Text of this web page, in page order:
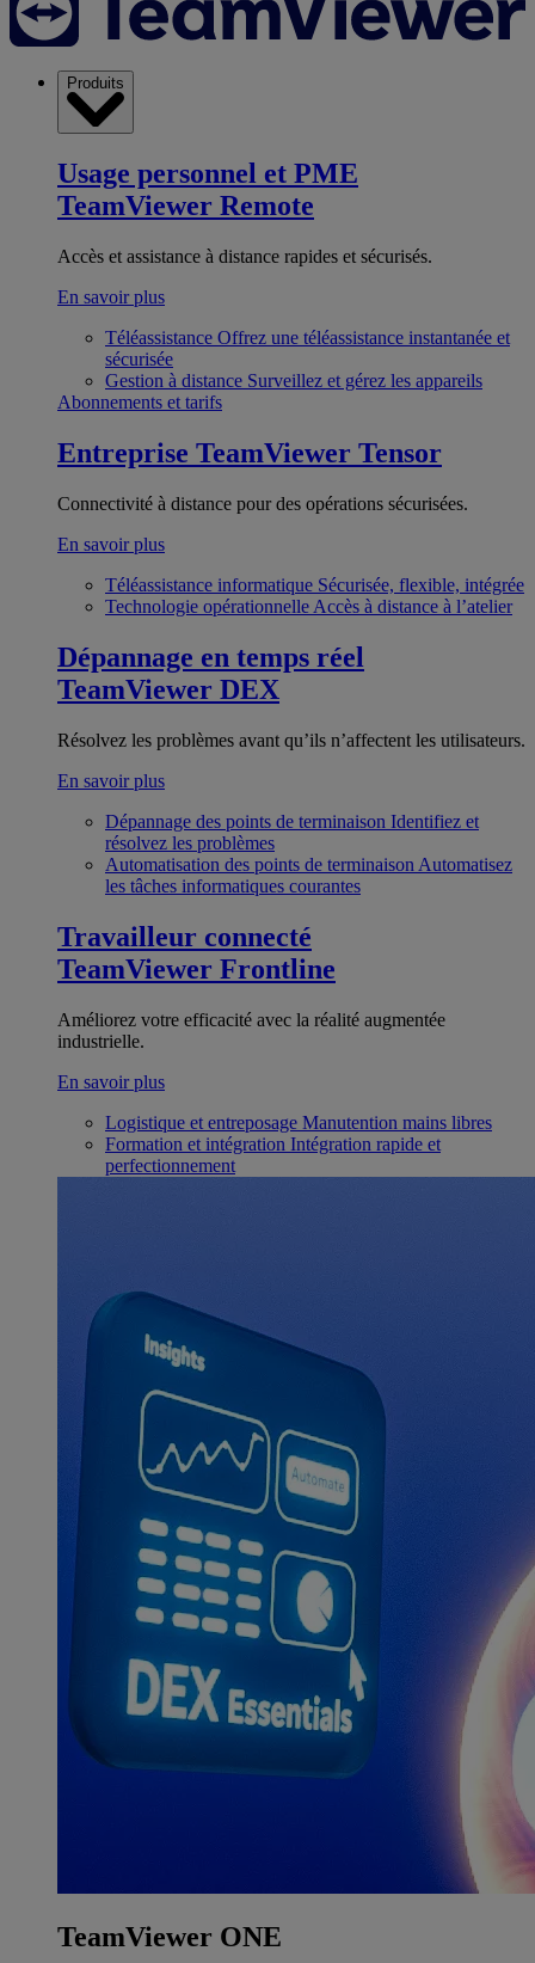
Produits
Usage personnel et PME
TeamViewer Remote
Accès et assistance à distance rapides et sécurisés.
En savoir plus
Téléassistance Offrez une téléassistance instantanée et
sécurisée
Gestion à distance Surveillez et gérez les appareils
Abonnements et tarifs
Entreprise TeamViewer Tensor
Connectivité à distance pour des opérations sécurisées.
En savoir plus
Téléassistance informatique Sécurisée, flexible, intégrée
Technologie opérationnelle Accès à distance à l’atelier
Dépannage en temps réel
TeamViewer DEX
Résolvez les problèmes avant qu’ils n’affectent les utilisateurs.
En savoir plus
Dépannage des points de terminaison Identifiez et
résolvez les problèmes
Automatisation des points de terminaison Automatisez
les tâches informatiques courantes
Travailleur connecté
TeamViewer Frontline
Améliorez votre efficacité avec la réalité augmentée
industrielle.
En savoir plus
Logistique et entreposage Manutention mains libres
Formation et intégration Intégration rapide et
perfectionnement
TeamViewer ONE